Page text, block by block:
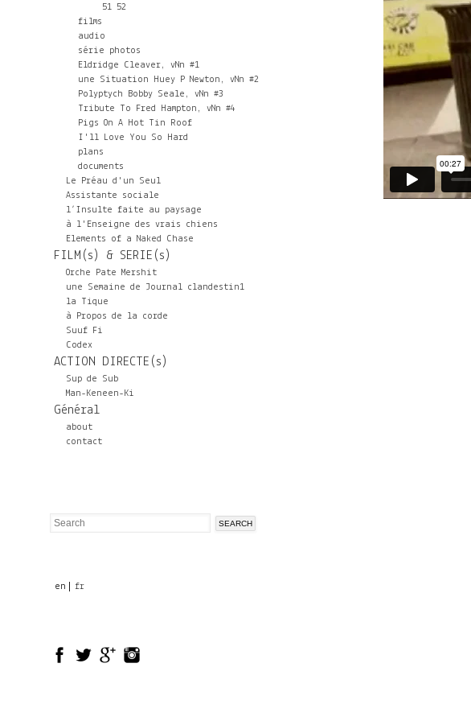
51 52
films
audio
série photos
Eldridge Cleaver, vNn #1
une Situation Huey P Newton, vNn #2
Polyptych Bobby Seale, vNn #3
Tribute To Fred Hampton, vNn #4
Pigs On A Hot Tin Roof
I'll Love You So Hard
plans
documents
Le Préau d'un Seul
Assistante sociale
l’Insulte faite au paysage
à l'Enseigne des vrais chiens
Elements of a Naked Chase
FILM(s) & SERIE(s)
Orche Pate Mershit
une Semaine de Journal clandestin1
la Tique
à Propos de la corde
Suuf Fi
Codex
ACTION DIRECTE(s)
Sup de Sub
Man-Keneen-Ki
Général
about
contact
Search
en fr